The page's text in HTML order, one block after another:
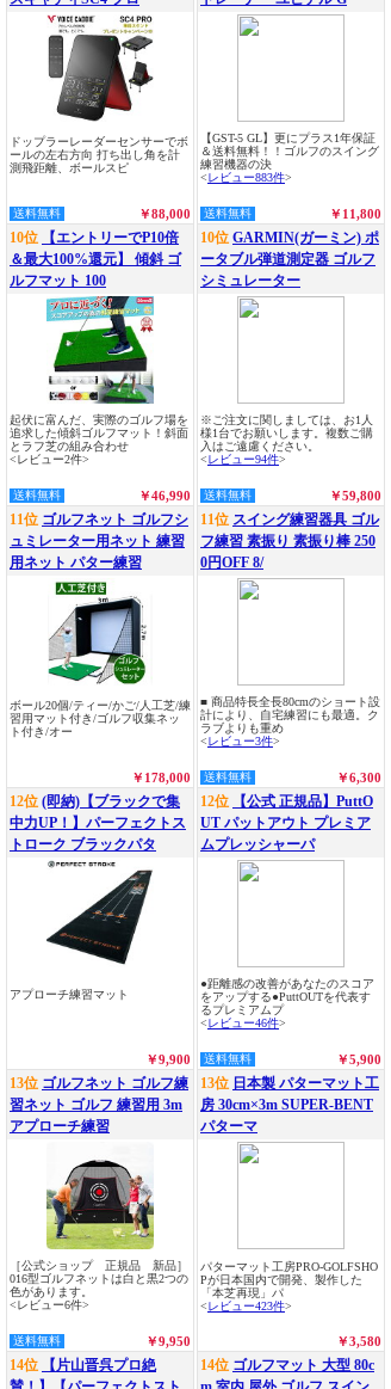
ドップラーレーダーセンサーでボ
ールの左右方向 打ち出し角を計
測飛距離、ボールスピ
送料無料 ￥88,000
10位
【エントリーでP10倍
＆最大100%還元】 傾斜 ゴ
ルフマット 100
起伏に富んだ、実際のゴルフ場を
追求した傾斜ゴルフマット！斜面
とラフ芝の組み合わせ
<レビュー2件>
送料無料 ￥46,990
11位 ゴルフネット ゴルフシ
ュミレーター用ネット 練習
用ネット パター練習
ボール20個/ティー/かご/人工芝/練
習用マット付き/ゴルフ収集ネッ
ト付き/オー
￥178,000
12位 (即納)【ブラックで集
中力UP！】パーフェクトス
トローク ブラックパタ
アプローチ練習マット
￥9,900
13位 ゴルフネット ゴルフ練
習ネット ゴルフ 練習用 3m
アプローチ練習
［公式ショップ 正規品 新品］
016型ゴルフネットは白と黒2つの
色があります。
<レビュー6件>
送料無料 ￥9,950
14位
【片山晋呉プロ絶
【GST-5 GL】更にプラス1年保証
＆送料無料！！ゴルフのスイング
練習機器の決
<レビュー883件>
送料無料 ￥11,800
10位 GARMIN(ガーミン) ポ
ータブル弾道測定器 ゴルフ
シミュレーター
※ご注文に関しましては、お1人
様1台でお願いします。複数ご購
入はご遠慮ください。
<レビュー94件>
送料無料 ￥59,800
11位 スイング練習器具 ゴル
フ練習 素振り 素振り棒 250
0円OFF 8/
■ 商品特長全長80cmのショート設
計により、自宅練習にも最適。ク
ラブよりも重め
<レビュー3件>
送料無料 ￥6,300
12位
【公式 正規品】PuttO
UT パットアウト プレミア
ムプレッシャーパ
●距離感の改善があなたのスコア
をアップする●PuttOUTを代表す
るプレミアムプ
<レビュー46件>
送料無料 ￥5,900
13位 日本製 パターマット工
房 30cm×3m SUPER-BENT
パターマ
パターマット工房PRO-GOLFSHO
Pが日本国内で開発、製作した
「本芝再現」パ
<レビュー423件>
￥3,580
14位 ゴルフマット 大型 80c